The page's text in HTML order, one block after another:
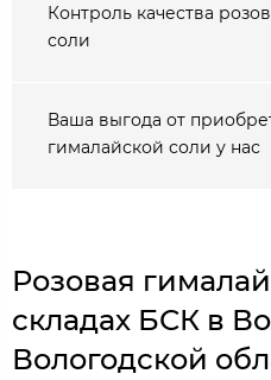
Контроль качества
соли
Ваша выгода от
гималайской соли у нас
Розовая
складах БСК в
Вологодской